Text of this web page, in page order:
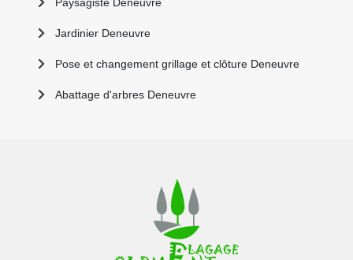
Jardinier Deneuvre
Pose et changement grillage et clôture Deneuvre
Abattage d'arbres Deneuvre